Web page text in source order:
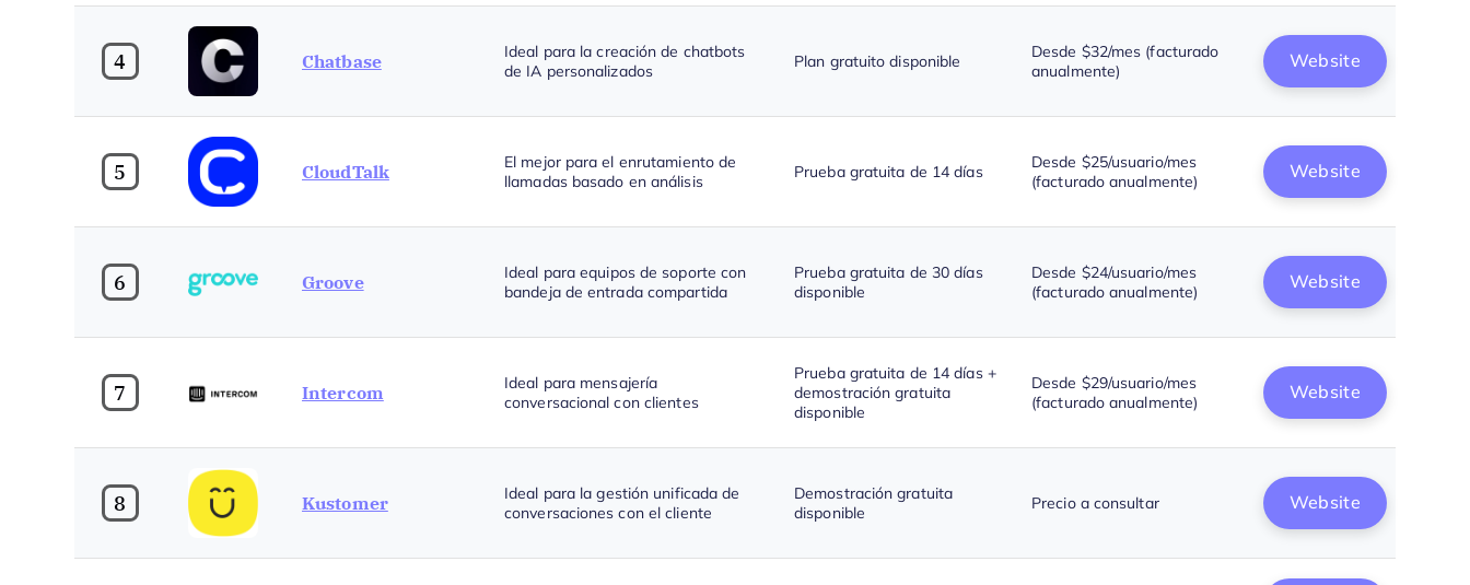
4 Chatbase
Ideal para la creación de chatbots
de IA personalizados
Plan gratuito disponible
Desde $32/mes (facturado
anualmente)
Website
5 CloudTalk
El mejor para el enrutamiento de
llamadas basado en análisis
Prueba gratuita de 14 días
Desde $25/usuario/mes
(facturado anualmente)
Website
6 Groove
Ideal para equipos de soporte con
bandeja de entrada compartida
Prueba gratuita de 30 días
disponible
Desde $24/usuario/mes
(facturado anualmente)
Website
7 Intercom
Ideal para mensajería
conversacional con clientes
Prueba gratuita de 14 días +
demostración gratuita
disponible
Desde $29/usuario/mes
(facturado anualmente)
Website
8 Kustomer
Ideal para la gestión unificada de
conversaciones con el cliente
Demostración gratuita
disponible
Precio a consultar Website